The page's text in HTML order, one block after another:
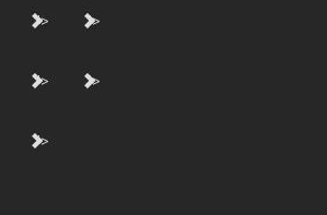
"> ">
"> ">
">